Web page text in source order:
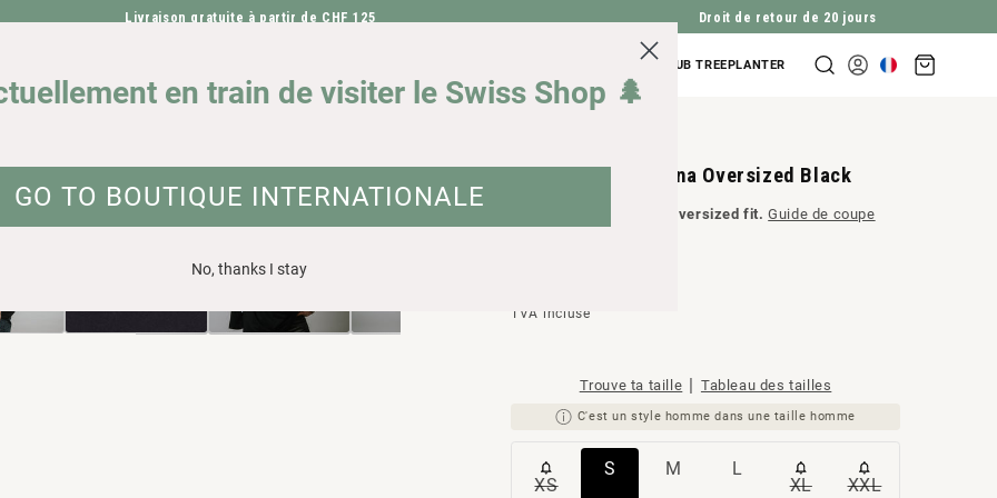
ALLER DIRECTEMENT AU CONTENU
Livraison gratuite à partir de CHF 125 Droit de retour de 20 jours
CLUB TREEPLANTER
Se
d'achat
SUR LE PRODUIT
TreeShirt Muntogna Oversized Black
Coupe oversized fit. Guide de coupe
normal
TVA incluse
Trouve ta taille | Tableau des tailles
C'est un style homme dans une taille homme
XSVariante
S
Variante
M
Variante
L
Variante
XLVariante
XXLVariante
en train de visiter le Swiss Shop 🌲
GO TO BOUTIQUE INTERNATIONALE
No, thanks I stay